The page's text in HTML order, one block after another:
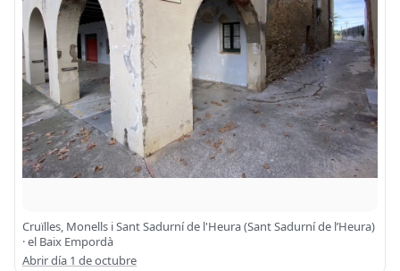
Cruïlles, Monells i Sant Sadurní de l'Heura (Sant Sadurní de l’Heura)
· el Baix Empordà
Abrir día 1 de octubre